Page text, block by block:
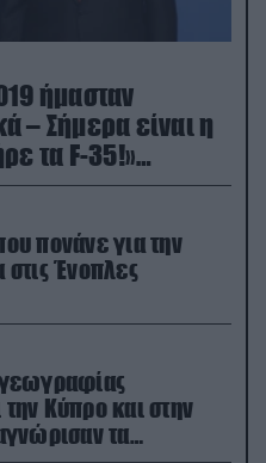
ήμασταν
– Σήμερα είναι η
τα F-35!»
πονάνε για την
στις Ένοπλες
Κύπρο και στην
τα